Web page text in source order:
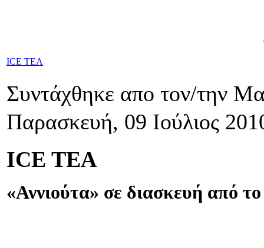
ICE TEA
Συντάχθηκε απο τον/την
Παρασκευή, 09 Ιούλιος
ICE TEA
«Αννιούτα» σε διασκευή από